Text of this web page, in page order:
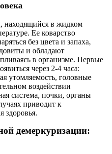
находящийся в жидком
Ее коварство
без цвета и запаха,
и обладают
в организме. Первые
через 2-4 часа:
утомляемость, головные
воздействии
система, почки, органы
приводит к
здоровья.
демеркуризации: